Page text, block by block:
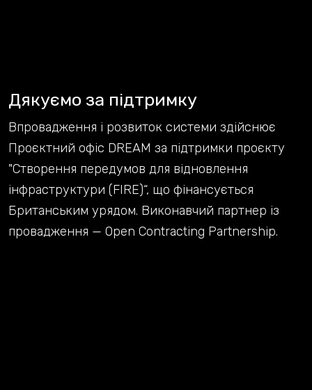
Дякуємо за підтримку
Впровадження і розвиток системи здійснює
Проєктний офіс DREAM за підтримки проєкту
"Створення передумов для відновлення
інфраструктури (FIRE)“, що фінансується
Британським урядом. Виконавчий партнер із
провадження — Open Contracting Partnership.